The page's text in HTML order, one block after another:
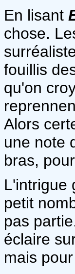
En lisant
chose.
fouillis
qu'on
Alors
une note
bras,
L'intrigue
petit
pas
éclaire
mais